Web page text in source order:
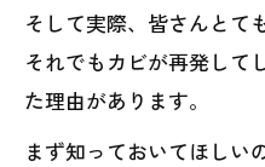
そして実際、皆さんとて
それでもカビが再発して
た理由があります。
まず知っておいてほしい